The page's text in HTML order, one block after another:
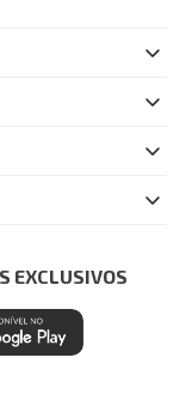
EXCLUSIVOS